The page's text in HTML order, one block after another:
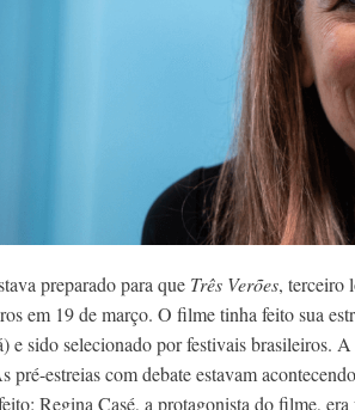
preparado para que Três Verões, terceiro
em 19 de março. O filme tinha feito sua
e sido selecionado por festivais brasileiros.
pré-estreias com debate estavam
Regina Casé, a protagonista do filme,